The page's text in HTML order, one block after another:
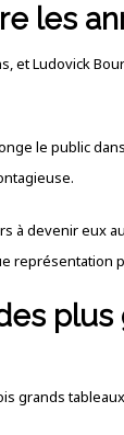
les
et Ludovick
le public
à devenir eux
représentation
plus
grands